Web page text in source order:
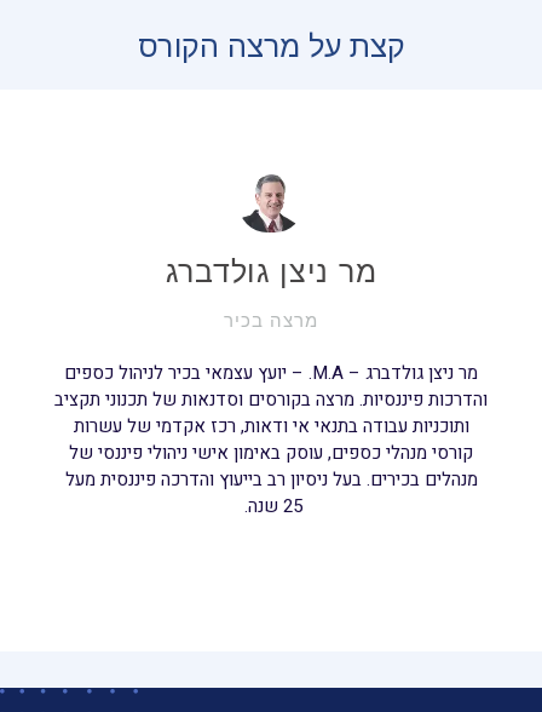
קצת על מרצה הקורס
מר ניצן גולדברג
מרצה בכיר
מר ניצן גולדברג – M.A. – יועץ עצמאי בכיר לניהול כספים
והדרכות פיננסיות. מרצה בקורסים וסדנאות של תכנוני תקציב
ותוכניות עבודה בתנאי אי ודאות, רכז אקדמי של עשרות
קורסי מנהלי כספים, עוסק באימון אישי ניהולי פיננסי של
מנהלים בכירים. בעל ניסיון רב בייעוץ והדרכה פיננסית מעל
25 שנה.